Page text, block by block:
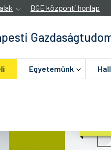
BGE központi honlap
Egyetemünk